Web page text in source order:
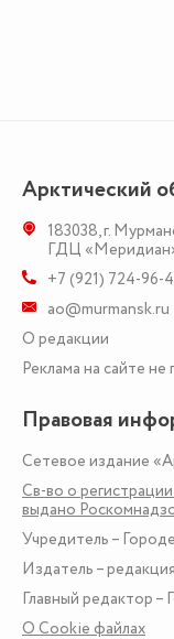
Арктический
183038,г.
ГДЦ
+7 (921) 724-96-
ao@murmansk.ru
О редакции
Реклама на сайте не
Правовая
Сетевое издание
Св-во о
выдано
Учредитель –
Издатель –
Главный редактор –
О Сookie файлах